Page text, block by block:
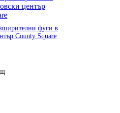
фуги в
County Square